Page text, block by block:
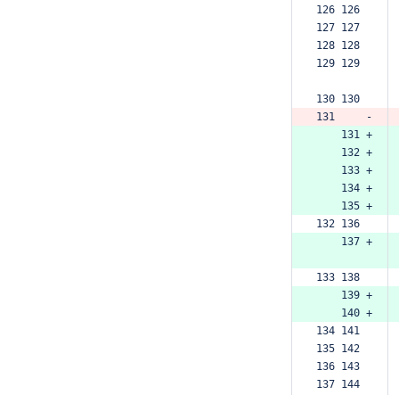
126 126
127 127
128 128
129 129
130 130
131     -
    131 +
    132 +
    133 +
    134 +
    135 +
132 136
    137 +
133 138
    139 +
    140 +
134 141
135 142
136 143
137 144